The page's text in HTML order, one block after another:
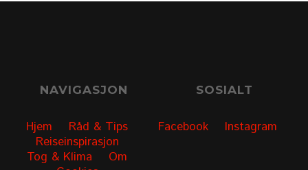
NAVIGASJON
Hjem
Råd & Tips
Reiseinspirasjon
Tog & Klima
Om
SOSIALT
Facebook Instagram